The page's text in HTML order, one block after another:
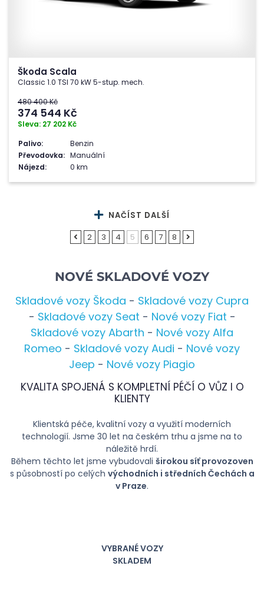
Škoda Scala
Classic 1.0 TSI 70 kW 5-stup. mech.
480 400 Kč
374 544 Kč
Sleva: 27 202 Kč
Palivo:
Benzin
Převodovka: Manuální
Nájezd:
0 km
NAČÍST DALŠÍ
2
3 4 5 6 7 8
NOVÉ SKLADOVÉ VOZY
Skladové vozy Škoda - Skladové vozy Cupra
- Skladové vozy Seat - Nové vozy Fiat -
Skladové vozy Abarth - Nové vozy Alfa
Romeo - Skladové vozy Audi - Nové vozy
Jeep - Nové vozy Piagio
KVALITA SPOJENÁ S KOMPLETNÍ PÉČÍ O VŮZ I O
KLIENTY
Klientská péče, kvalitní vozy a využití moderních
technologií. Jsme 30 let na českém trhu a jsme na to
náležitě hrdí.
Během těchto let jsme vybudovali širokou síť provozoven
s působností po celých východních i středních Čechách a
v Praze.
VYBRANÉ VOZY
SKLADEM